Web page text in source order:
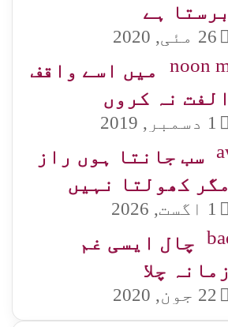
برستا ہے
26 مئی, 2020
میں اسے واقف
الفت نہ کروں
1 دسمبر, 2019
سب جانتا ہوں راز
مگر کھولتا نہیں
1 اگست, 2026
چال ایسی غم
زمانہ چلا
22 جون, 2020